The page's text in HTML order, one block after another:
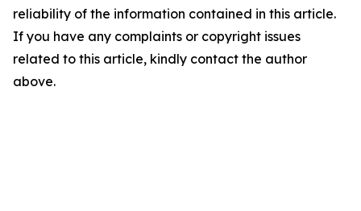
reliability of the information contained in this article.
If you have any complaints or copyright issues
related to this article, kindly contact the author
above.